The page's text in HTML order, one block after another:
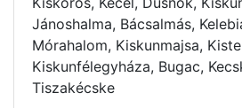
Jánoshalma, Bácsalmás,
Mórahalom, Kiskunmajsa,
Kiskunfélegyháza, Bugac,
Tiszakécske